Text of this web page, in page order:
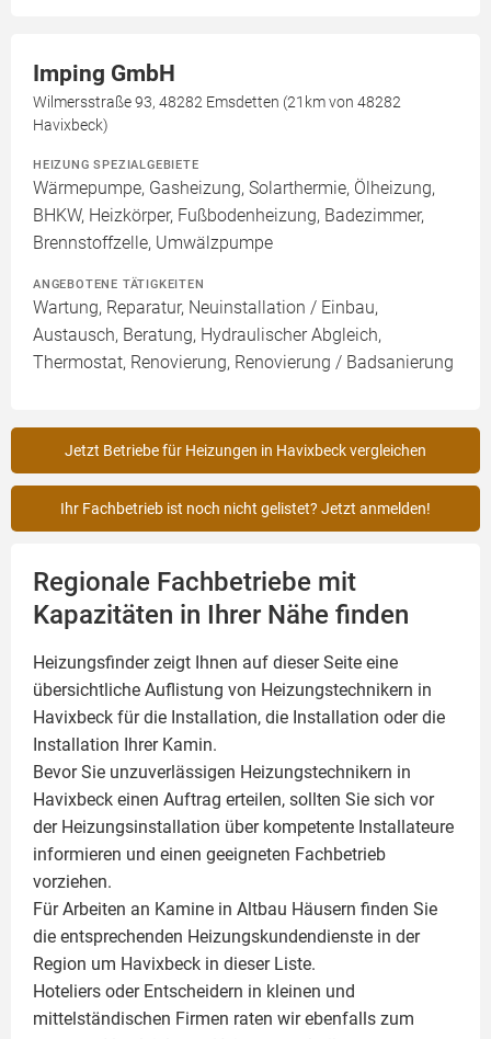
Imping GmbH
Wilmersstraße 93, 48282 Emsdetten (21km von 48282
Havixbeck)
HEIZUNG SPEZIALGEBIETE
Wärmepumpe, Gasheizung, Solarthermie, Ölheizung,
BHKW, Heizkörper, Fußbodenheizung, Badezimmer,
Brennstoffzelle, Umwälzpumpe
ANGEBOTENE TÄTIGKEITEN
Wartung, Reparatur, Neuinstallation / Einbau,
Austausch, Beratung, Hydraulischer Abgleich,
Thermostat, Renovierung, Renovierung / Badsanierung
Jetzt Betriebe für Heizungen in Havixbeck vergleichen
Ihr Fachbetrieb ist noch nicht gelistet? Jetzt anmelden!
Regionale Fachbetriebe mit
Kapazitäten in Ihrer Nähe finden
Heizungsfinder zeigt Ihnen auf dieser Seite eine
übersichtliche Auflistung von Heizungstechnikern in
Havixbeck für die Installation, die Installation oder die
Installation Ihrer Kamin.
Bevor Sie unzuverlässigen Heizungstechnikern in
Havixbeck einen Auftrag erteilen, sollten Sie sich vor
der Heizungsinstallation über kompetente Installateure
informieren und einen geeigneten Fachbetrieb
vorziehen.
Für Arbeiten an Kamine in Altbau Häusern finden Sie
die entsprechenden Heizungskundendienste in der
Region um Havixbeck in dieser Liste.
Hoteliers oder Entscheidern in kleinen und
mittelständischen Firmen raten wir ebenfalls zum